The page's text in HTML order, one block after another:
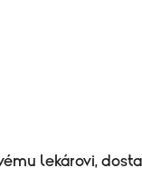
lekárovi,